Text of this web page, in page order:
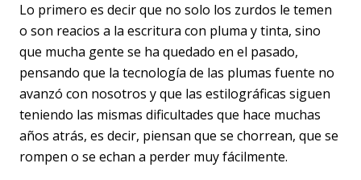
Lo primero es decir que no solo los zurdos le temen
o son reacios a la escritura con pluma y tinta, sino
que mucha gente se ha quedado en el pasado,
pensando que la tecnología de las plumas fuente no
avanzó con nosotros y que las estilográficas siguen
teniendo las mismas dificultades que hace muchas
años atrás, es decir, piensan que se chorrean, que se
rompen o se echan a perder muy fácilmente.